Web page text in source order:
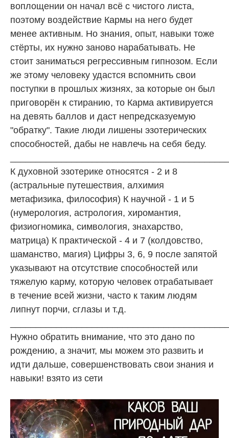
воплощении он начал всё с чистого листа,
поэтому воздействие Кармы на него будет
менее активным. Но знания, опыт, навыки тоже
стёрты, их нужно заново нарабатывать. Не
стоит заниматься регрессивным гипнозом. Если
же этому человеку удастся вспомнить свои
поступки в прошлых жизнях, за которые он был
приговорён к стиранию, то Карма активируется
на девять баллов и даст непредсказуемую
"обратку". Такие люди лишены эзотерических
способностей, дабы не навлечь на себя беду.
К духовной эзотерике относятся - 2 и 8
(астральные путешествия, алхимия
метафизика, философия) К научной - 1 и 5
(нумерология, астрология, хиромантия,
физиогномика, симвология, знахарство,
матрица) К практической - 4 и 7 (колдовство,
шаманство, магия) Цифры 3, 6, 9 после запятой
указывают на отсутствие способностей или
тяжелую карму, которую человек отрабатывает
в течение всей жизни, часто к таким людям
липнут порчи, сглазы и т.д.
Нужно обратить внимание, что это дано по
рождению, а значит, мы можем это развить и
идти дальше, совершенствовать свои знания и
навыки! взято из сети